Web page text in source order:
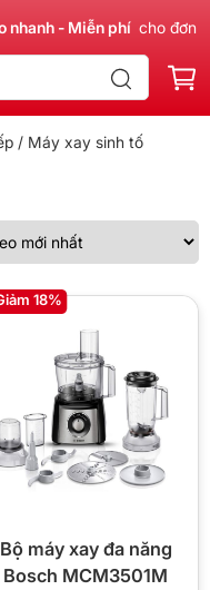
- Miễn phí cho đơn 300k
/ Máy xay sinh tố
18%
Bộ máy xay đa năng
Bosch MCM3501M